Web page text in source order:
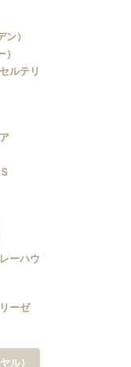
）
ルテリ
ーハウ
ーゼ
ル）